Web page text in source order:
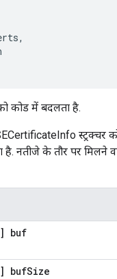
,
कोड में बदलता है.
है. नतीजे के तौर पर मिलने
buf
bufSize